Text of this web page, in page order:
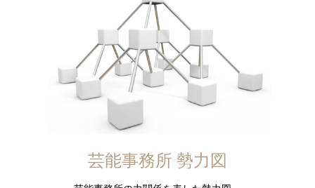
芸能事務所 勢力図